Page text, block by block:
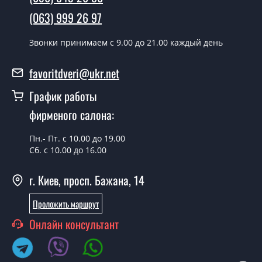
производится согласно очереди, во все дни кроме
Сколько стоит установка дверей
от 1800 грн.
Можно на сегодня вызвать
замерщика?
У вас есть в наличии готовые
дверные полотна?
Да, мы имеем большой ассортимент готовых дверных
полотен.
Вы делаете нестандартные двери?
(063) 999 26 97
Звонки принимаем c 9.00 до 21.00 каждый день
favoritdveri@ukr.net
График работы
фирменого салона:
Пн.- Пт. с 10.00 до 19.00
Сб. с 10.00 до 16.00
г. Киев, просп. Бажана, 14
Проложить маршрут
Онлайн консультант